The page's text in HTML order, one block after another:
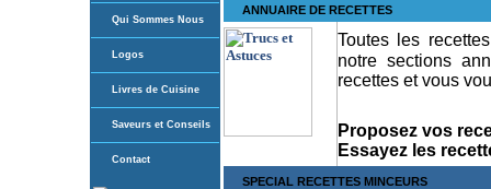
Qui Sommes Nous
Logos
Livres de Cuisine
Saveurs et Conseils
Contact
ANNUAIRE DE RECETTES
Toutes les
notre sections
recettes et vous
Proposez vos
Essayez les
SPECIAL RECETTES MINCEURS